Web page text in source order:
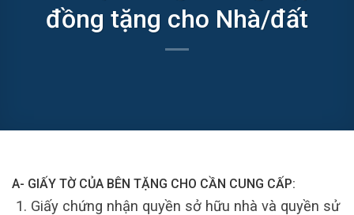
đồng tặng cho Nhà/đất
A- GIẤY TỜ CỦA BÊN TẶNG CHO CẦN CUNG CẤP:
Giấy chứng nhận quyền sở hữu nhà và quyền sử